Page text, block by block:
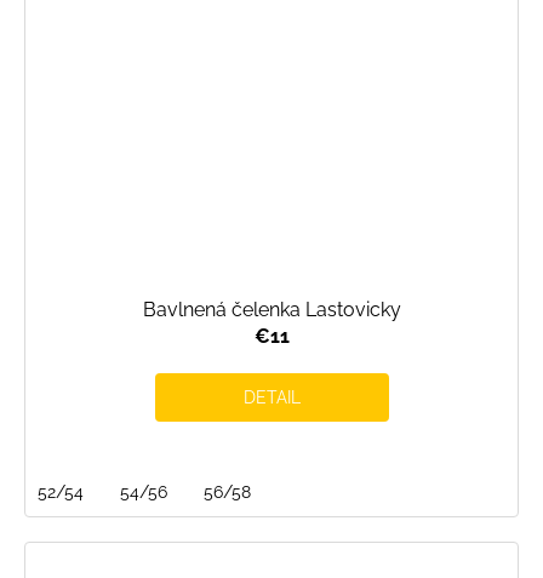
Bavlnená čelenka Lastovicky
€11
DETAIL
52/54 54/56 56/58